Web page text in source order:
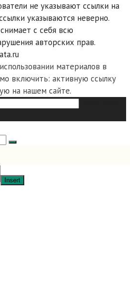
не указывают ссылки на
указываются неверно.
с себя всю
авторских прав.
материалов в
включить: активную ссылку
на нашем сайте.
Insert